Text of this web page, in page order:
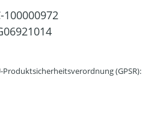
100000972
(GPSR):